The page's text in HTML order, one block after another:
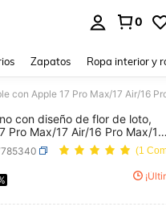
0
Zapatos Ropa interior y
con diseño de flor de loto,
Pro Max/17 Air/16 Pro Max/15
11/XR/XS Max, elegante y
en general, adecuada para
buscan regalos
accesorios de teléfono
(1